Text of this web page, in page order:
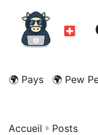
🌍 Pays 🌍 Pew
Accueil » Posts